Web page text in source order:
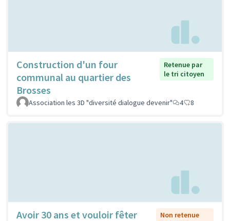
Construction d'un four
communal au quartier des
Brosses
Retenue par
le tri citoyen
Association les 3D "diversité dialogue devenir" 4 8
Avoir 30 ans et vouloir fêter
Non retenue